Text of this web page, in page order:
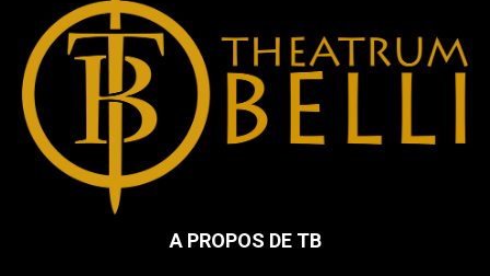
A PROPOS DE TB